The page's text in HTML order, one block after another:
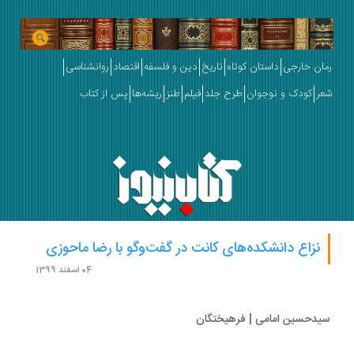
خارجی داستان کوتاه تاریخ دین و فلسفه اقتصاد روانشناسی
کودک و نوجوان طرح جلد فیلم طنز ریشه‌ها پس از کتاب
نزاع دانشکده‌های کانت در گفت‌وگو با رضا ماحوزی
امامی | فرهیختگان